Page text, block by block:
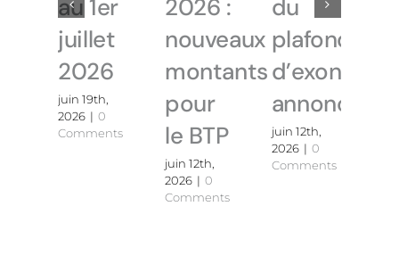
au 1er
juillet
2026
juin 19th,
2026 | 0
Comments
2026 :
nouveaux
montants
pour
le BTP
juin 12th,
2026 | 0
Comments
du
plafond
annoncé
juin 12th,
2026 | 0
Comments